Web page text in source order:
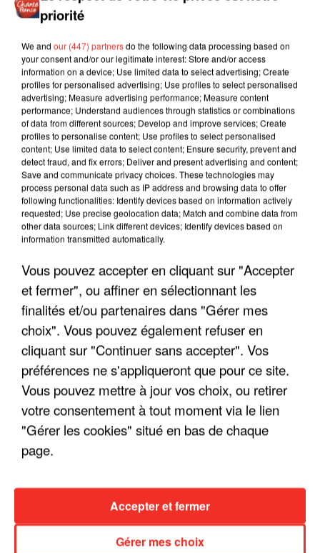
FRANCE
"JE SUIS À DISPOSITION DES
ENFOIRÉS"
"ON A TOUS LE TRAC"
"ON N'EST PAS DES PARENTS
PARFAITS"
priorité
We and our (447) partnersdo the following data processing based on
your consent and/or our legitimate interest: Store and/or access
information on a device; Use limited data to select advertising; Create
profiles for personalised advertising; Use profiles to select personalised
advertising; Measure advertising performance; Measure content
performance; Understand audiences through statistics or combinations
of data from different sources; Develop and improve services; Create
profiles to personalise content; Use profiles to select personalised
content; Use limited data to select content; Ensure security, prevent and
detect fraud, and fix errors; Deliver and present advertising and content;
Save and communicate privacy choices. These technologies may
process personal data such as IP address and browsing data to offer
following functionalities: Identify devices based on information actively
requested; Use precise geolocation data; Match and combine data from
other data sources; Link different devices; Identify devices based on
information transmitted automatically.
Vous pouvez accepter en cliquant sur "Accepter
et fermer", ou affiner en sélectionnant les
finalités et/ou partenaires dans "Gérer mes
choix". Vous pouvez également refuser en
cliquant sur "Continuer sans accepter". Vos
préférences ne s'appliqueront que pour ce site.
Vous pouvez mettre à jour vos choix, ou retirer
votre consentement à tout moment via le lien
"Gérer les cookies" situé en bas de chaque
page.
Gérer mes choix
Accepter et fermer